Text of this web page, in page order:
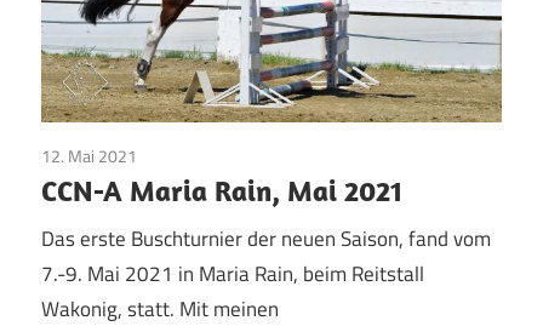
12. Mai 2021
CCN-A Maria Rain, Mai 2021
Das erste Buschturnier der neuen Saison, fand vom
7.-9. Mai 2021 in Maria Rain, beim Reitstall
Wakonig, statt. Mit meinen